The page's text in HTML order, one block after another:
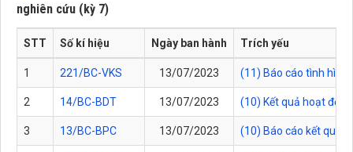
nghiên cứu (kỳ 7)
STT Số kí hiệu Ngày ban hành Trích yếu
1 221/BC-VKS 13/07/2023 (11) Báo cáo tình hình
2 14/BC-BDT 13/07/2023 (10) Kết quả hoạt
3 13/BC-BPC 13/07/2023 (10) Báo cáo kết quả